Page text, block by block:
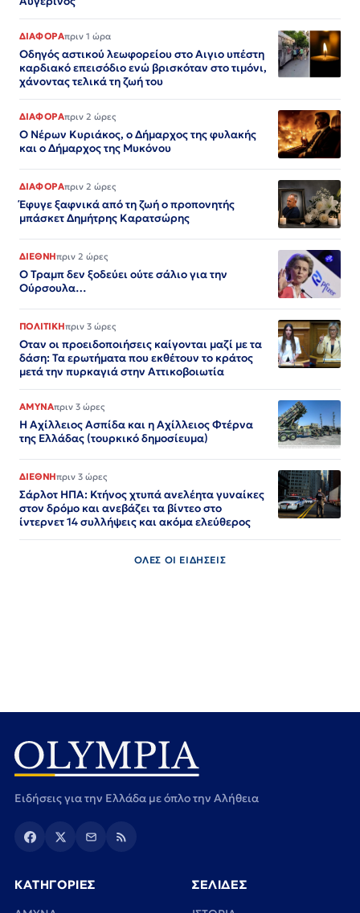
ΔΙΑΦΟΡΑπριν 1 ώρα
Οδηγός αστικού λεωφορείου στο Αιγιο υπέστη
καρδιακό επεισόδιο ενώ βρισκόταν στο τιμόνι,
χάνοντας τελικά τη ζωή του
ΔΙΑΦΟΡΑπριν 2 ώρες
Ο Νέρων Κυριάκος, o Δήμαρχος της φυλακής
και ο Δήμαρχος της Μυκόνου
ΔΙΑΦΟΡΑπριν 2 ώρες
Έφυγε ξαφνικά από τη ζωή ο προπονητής
μπάσκετ Δημήτρης Καρατσώρης
ΔΙΕΘΝΗπριν 2 ώρες
Ο Τραμπ δεν ξοδεύει ούτε σάλιο για την
Ούρσουλα…
ΠΟΛΙΤΙΚΗπριν 3 ώρες
Οταν οι προειδοποιήσεις καίγονται μαζί με τα
δάση: Τα ερωτήματα που εκθέτουν το κράτος
μετά την πυρκαγιά στην Αττικοβοιωτία
ΑΜΥΝΑπριν 3 ώρες
Η Αχίλλειος Ασπίδα και η Αχίλλειος Φτέρνα
της Ελλάδας (τουρκικό δημοσίευμα)
ΔΙΕΘΝΗπριν 3 ώρες
Σάρλοτ ΗΠΑ: Κτήνος χτυπά ανελέητα γυναίκες
στον δρόμο και ανεβάζει τα βίντεο στο
ίντερνετ 14 συλλήψεις και ακόμα ελεύθερος​​​​​​​​​​​​​​​​​​​​​​​​​​​​​​​​​​​​​​​​​​​​​​​​​​
ΟΛΕΣ ΟΙ ΕΙΔΗΣΕΙΣ
Ειδήσεις για την Ελλάδα με όπλο την Αλήθεια
ΚΑΤΗΓΟΡΙΕΣ ΣΕΛΙΔΕΣ